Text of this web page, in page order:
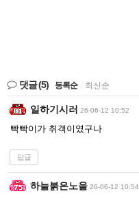
댓글(5) 등록순 최신순
일하기시러 26-06-12 10:52
빡빡이가 취객이였구나
답글
하늘붉은노을 26-06-12 10:54